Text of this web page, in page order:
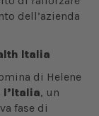
dell’azienda
Italia
di Helene
l’Italia, un
fase di